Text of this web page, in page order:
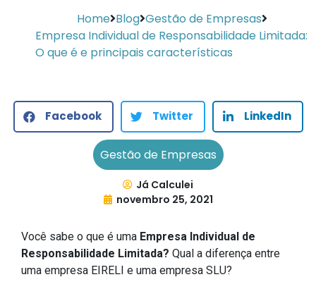
Home Blog Gestão de Empresas
Empresa Individual de Responsabilidade Limitada:
O que é e principais características
Facebook Twitter LinkedIn
Gestão de Empresas
Já Calculei
novembro 25, 2021
Você sabe o que é uma Empresa Individual de
Responsabilidade Limitada? Qual a diferença entre
uma empresa EIRELI e uma empresa SLU?